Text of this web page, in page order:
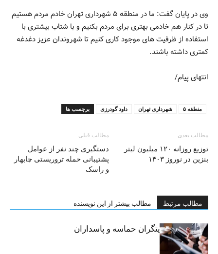
وی در پایان گفت: ما در منطقه ۵ شهرداری تهران خادم مردم هستیم
تا در کنار هم خادمی بهتری برای مردم بکنیم و با شتاب بیشتری با
استفاده از ظرفیت های موجود کاری کنیم تا شهروندان عزیز دغدغه
کمتری داشته باشند.
انتهای پیام/
برچسب ها داود گودرزی شهرداری تهران منطقه ۵
مطالب قبلی
دستگیری چند نفر از عوامل
پشتیبانی حمله تروریستی چابهار
و راسک
مطالب بعدی
توزیع روزانه ۱۲۰ میلیون لیتر
بنزین در نوروز ۱۴۰۳
مطالب مرتبط مطالب بیشتر از این نویسنده
خبرنگاران، روایتگران حماسه و پاسداران
حقیقت